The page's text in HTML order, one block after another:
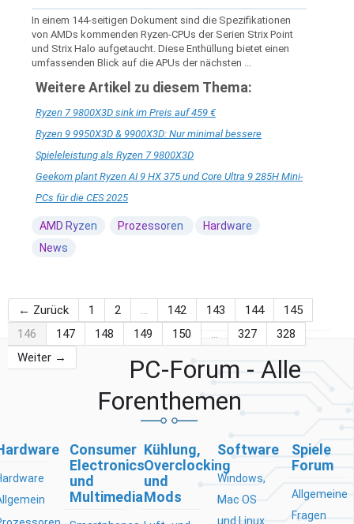
In einem 144-seitigen Dokument sind die Spezifikationen
von AMDs kommenden Ryzen-CPUs der Serien Strix Point
und Strix Halo aufgetaucht. Diese Enthüllung bietet einen
umfassenden Blick auf die APUs der nächsten ...
Weitere Artikel zu diesem Thema:
Ryzen 7 9800X3D sink im Preis auf 459 €
Ryzen 9 9950X3D & 9900X3D: Nur minimal bessere
Spieleleistung als Ryzen 7 9800X3D
Geekom plant Ryzen AI 9 HX 375 und Core Ultra 9 285H Mini-
PCs für die CES 2025
AMD Ryzen Prozessoren
Hardware
News
← Zurück 1 2 … 142 143 144
145
146
147 148 149 150 … 327
328
Weiter →
PC-Forum - Alle
Forenthemen
Consumer
Electronics
und
Multimedia
Kühlung,
Overclocking
und
Mods
Software
Windows,
Mac OS
und Linux
Spiele
Forum
Allgemeine
Fragen